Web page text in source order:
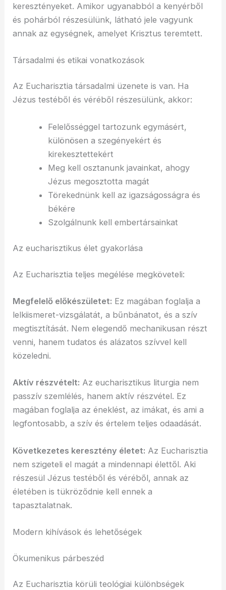
keresztényeket. Amikor ugyanabból a kenyérből
és pohárból részesülünk, látható jele vagyunk
annak az egységnek, amelyet Krisztus teremtett.
Társadalmi és etikai vonatkozások
Az Eucharisztia társadalmi üzenete is van. Ha
Jézus testéből és véréből részesülünk, akkor:
Felelősséggel tartozunk egymásért,
különösen a szegényekért és
kirekesztettekért
Meg kell osztanunk javainkat, ahogy
Jézus megosztotta magát
Törekednünk kell az igazságosságra és
békére
Szolgálnunk kell embertársainkat
Az eucharisztikus élet gyakorlása
Az Eucharisztia teljes megélése megköveteli:
Megfelelő előkészületet: Ez magában foglalja a
lelkiismeret-vizsgálatát, a bűnbánatot, és a szív
megtisztítását. Nem elegendő mechanikusan részt
venni, hanem tudatos és alázatos szívvel kell
közeledni.
Aktív részvételt: Az eucharisztikus liturgia nem
passzív szemlélés, hanem aktív részvétel. Ez
magában foglalja az éneklést, az imákat, és ami a
legfontosabb, a szív és értelem teljes odaadását.
Következetes keresztény életet: Az Eucharisztia
nem szigeteli el magát a mindennapi élettől. Aki
részesül Jézus testéből és véréből, annak az
életében is tükröződnie kell ennek a
tapasztalatnak.
Modern kihívások és lehetőségek
Ökumenikus párbeszéd
Az Eucharisztia körüli teológiai különbségek